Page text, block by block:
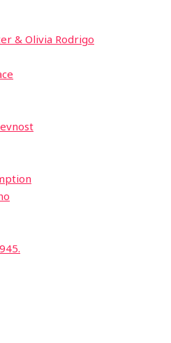
& Olivia Rodrigo